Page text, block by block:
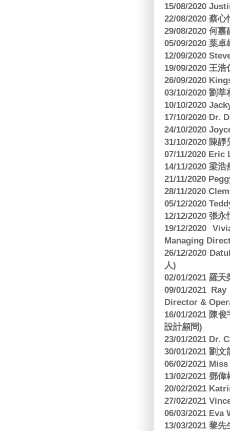
15/08/2020
22/08/2020 蔡
29/08/2020 何
05/09/2020 葉
12/09/2020
19/09/2020 王
26/09/2020
03/10/2020 劉
10/10/2020
17/10/2020 Dr.
24/10/2020
31/10/2020 陳
07/11/2020 Eric
14/11/2020 梁
21/11/2020
28/11/2020
05/12/2020
12/12/2020 張
19/12/2020
Managing
26/12/2020
人)
02/01/2021 羅
09/01/2021
Director &
16/01/2021 陳
設計顧問)
23/01/2021 Dr.
30/01/2021 劉
06/02/2021
13/02/2021 鄧
20/02/2021
27/02/2021
06/03/2021 Eva
13/03/2021 黎